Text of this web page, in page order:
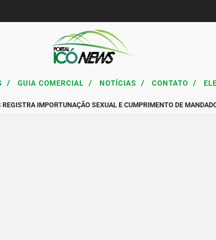
/ GUIA COMERCIAL / NOTÍCIAS / CONTATO /
IMPORTUNAÇÃO SEXUAL E CUMPRIMENTO DE MANDADO